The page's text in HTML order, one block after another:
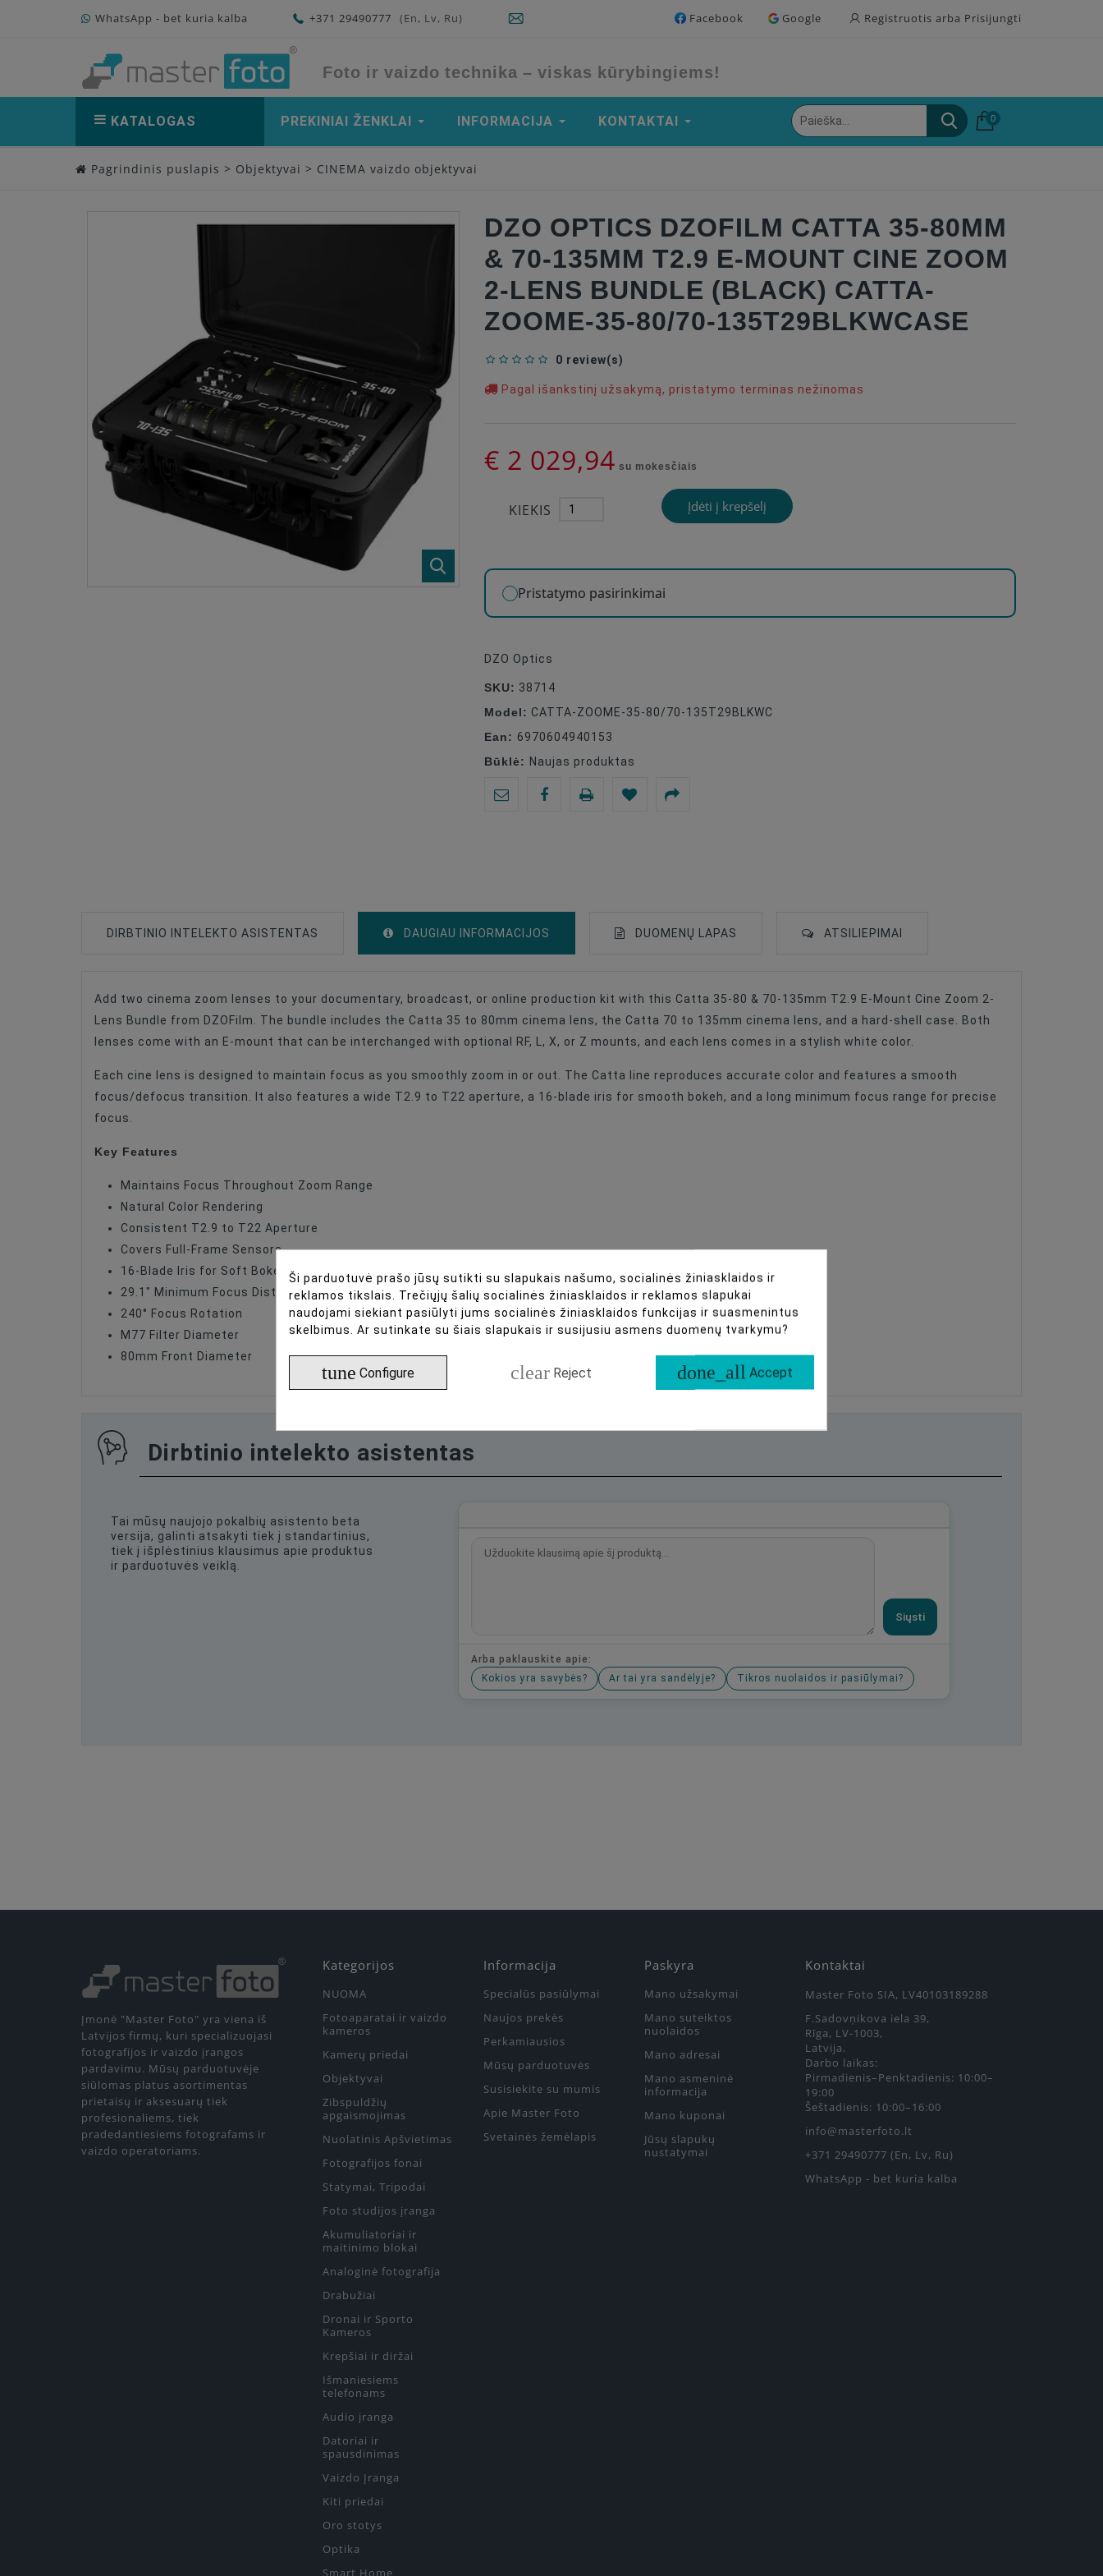
Facebook Google Registruotis arba Prisijungti
WhatsApp - bet kuria kalba +371 29490777 (En, Lv, Ru)
Foto ir vaizdo technika – viskas kūrybingiems!
KATALOGAS PREKINIAI ŽENKLAI INFORMACIJA KONTAKTAI 0
Pagrindinis puslapis > Objektyvai > CINEMA vaizdo objektyvai
DZO OPTICS DZOFILM CATTA 35-80MM
& 70-135MM T2.9 E-MOUNT CINE ZOOM
2-LENS BUNDLE (BLACK) CATTA-
ZOOME-35-80/70-135T29BLKWCASE
0 review(s)
Pagal išankstinį užsakymą, pristatymo terminas nežinomas
€ 2 029,94 su mokesčiais
KIEKIS Įdėti į krepšelį
Pristatymo pasirinkimai
DZO Optics
SKU: 38714
Model: CATTA-ZOOME-35-80/70-135T29BLKWC
Ean: 6970604940153
Būklė: Naujas produktas
DIRBTINIO INTELEKTO ASISTENTAS DAUGIAU INFORMACIJOS DUOMENŲ LAPAS ATSILIEPIMAI
Lens Mount Sony E
Lens Design Zoom Lenses
Lens Type CINEMA
Maximum Aperture T2.9
Add two cinema zoom lenses to your documentary, broadcast, or online production kit with this Catta 35-80 & 70-135mm T2.9 E-Mount Cine Zoom 2-
Lens Bundle from DZOFilm. The bundle includes the Catta 35 to 80mm cinema lens, the Catta 70 to 135mm cinema lens, and a hard-shell case. Both
lenses come with an E-mount that can be interchanged with optional RF, L, X, or Z mounts, and each lens comes in a stylish white color.
Each cine lens is designed to maintain focus as you smoothly zoom in or out. The Catta line reproduces accurate color and features a smooth
focus/defocus transition. It also features a wide T2.9 to T22 aperture, a 16-blade iris for smooth bokeh, and a long minimum focus range for precise
focus.
Key Features
Maintains Focus Throughout Zoom Range
Natural Color Rendering
Consistent T2.9 to T22 Aperture
Covers Full-Frame Sensors
16-Blade Iris for Soft Bokeh
29.1″ Minimum Focus Distance
240° Focus Rotation
M77 Filter Diameter
80mm Front Diameter
Dirbtinio intelekto asistentas
Tai mūsų naujojo pokalbių asistento beta
versija, galinti atsakyti tiek į standartinius,
tiek į išplėstinius klausimus apie produktus
ir parduotuvės veiklą.
Siųsti
Arba paklauskite apie:
Kokios yra savybės?
Ar tai yra sandėlyje? Tikros nuolaidos ir pasiūlymai?
Įmonė "Master Foto" yra viena iš
Latvijos firmų, kuri specializuojasi
fotografijos ir vaizdo įrangos
pardavimu. Mūsų parduotuvėje
siūlomas platus asortimentas
prietaisų ir aksesuarų tiek
profesionaliems, tiek
pradedantiesiems fotografams ir
vaizdo operatoriams.
Kategorijos
NUOMA
Fotoaparatai ir vaizdo
kameros
Kamerų priedai
Objektyvai
Zibspuldžių
apgaismojimas
Nuolatinis Apšvietimas
Fotografijos fonai
Statymai, Tripodai
Foto studijos įranga
Akumuliatoriai ir
maitinimo blokai
Analoginė fotografija
Drabužiai
Dronai ir Sporto
Kameros
Krepšiai ir diržai
Išmaniesiems
telefonams
Audio įranga
Datoriai ir
spausdinimas
Vaizdo Įranga
Kiti priedai
Oro stotys
Optika
Smart Home
Informacija
Specialūs pasiūlymai
Naujos prekės
Perkamiausios
Mūsų parduotuvės
Susisiekite su mumis
Apie Master Foto
Svetainės žemėlapis
Paskyra
Mano užsakymai
Mano suteiktos
nuolaidos
Mano adresai
Mano asmeninė
informacija
Mano kuponai
Jūsų slapukų
nustatymai
Kontaktai
Master Foto SIA, LV40103189288
F.Sadovņikova iela 39,
Rīga, LV-1003,
Latvija.
Darbo laikas:
Pirmadienis–Penktadienis: 10:00–
19:00
Šeštadienis: 10:00–16:00
info@masterfoto.lt
+371 29490777 (En, Lv, Ru)
WhatsApp - bet kuria kalba
Ši parduotuvė prašo jūsų sutikti su slapukais našumo, socialinės žiniasklaidos ir
reklamos tikslais. Trečiųjų šalių socialinės žiniasklaidos ir reklamos slapukai
naudojami siekiant pasiūlyti jums socialinės žiniasklaidos funkcijas ir suasmenintus
skelbimus. Ar sutinkate su šiais slapukais ir susijusiu asmens duomenų tvarkymu?
tune Configure clear Reject done_all Accept